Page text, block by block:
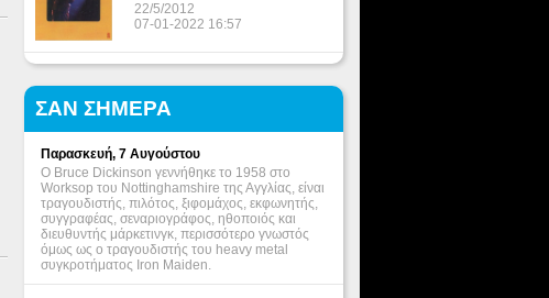
22/5/2012
07-01-2022 16:57
ΣΑΝ ΣΗΜΕΡΑ
Παρασκευή, 7 Αυγούστου
Ο Bruce Dickinson γεννήθηκε το 1958 στο
Worksop του Nottinghamshire της Αγγλίας, είναι
τραγουδιστής, πιλότος, ξιφομάχος, εκφωνητής,
συγγραφέας, σεναριογράφος, ηθοποιός και
διευθυντής μάρκετινγκ, περισσότερο γνωστός
όμως ως ο τραγουδιστής του heavy metal
συγκροτήματος Iron Maiden.